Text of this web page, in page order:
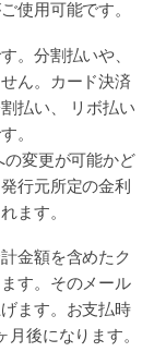
使用可能です。
。分割払いや、
ん。カード決済
払い、 リボ払い
。
の変更が可能かど
行元所定の金利
ます。
金額を含めたク
す。そのメール
ます。お支払時
後になります。